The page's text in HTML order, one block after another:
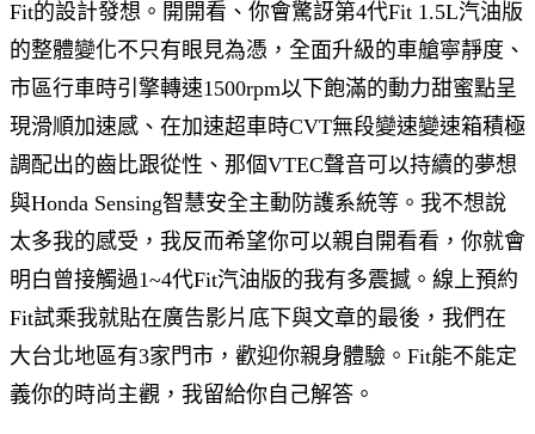
Fit的設計發想。開開看、你會驚訝第4代Fit 1.5L汽油版
的整體變化不只有眼見為憑，全面升級的車艙寧靜度、
市區行車時引擎轉速1500rpm以下飽滿的動力甜蜜點呈
現滑順加速感、在加速超車時CVT無段變速變速箱積極
調配出的齒比跟從性、 那個VTEC聲音可以持續的夢想
與Honda Sensing智慧安全主動防護系統等。我不想說
太多我的感受，我反而希望你可以親自開看看，你就會
明白曾接觸過1~4代Fit汽油版的我有多震撼。線上預約
Fit試乘我就貼在廣告影片底下與文章的最後，我們在
大台北地區有3家門市，歡迎你親身體驗。Fit能不能定
義你的時尚主觀，我留給你自己解答。